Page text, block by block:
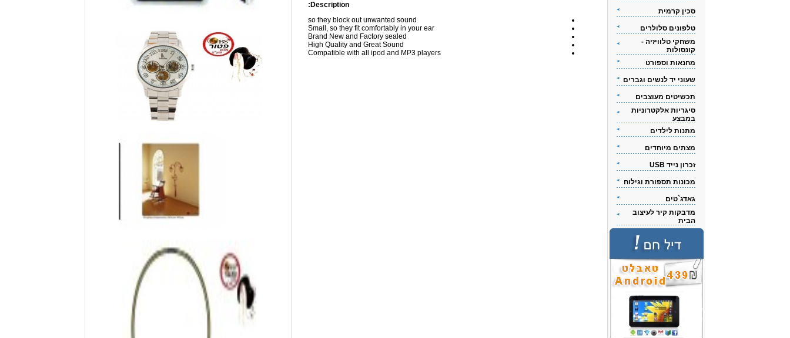
Description:
so they block out unwanted sound
Small, so they fit comfortably in your ear
Brand New and Factory sealed
High Quality and Great Sound
Compatible with all ipod and MP3 players
סכין קרמית
טלפונים סלולרים
משחקי טלוויזיה -
קונסולות
מחנאות וספורט
שעוני יד לנשים וגברים
תכשיטים מעוצבים
סיגריות אלקטרוניות
במבצע
מתנות לילדים
מצתים מיוחדים
זכרון נייד USB
מכונות תספורת וגילוח
גאדג`טים
מדבקות קיר לעיצוב
הבית